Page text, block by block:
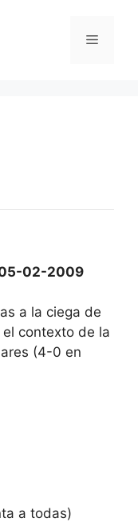
Menú
02-2009
a la ciega de
contexto de la
(4-0 en
a todas)